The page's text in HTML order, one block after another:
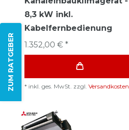
ZUM RATGEBER
8,3 kW inkl.
Kabelfernbedienung
1.352,00 € *
* inkl. ges. MwSt. zzgl. Versandkosten